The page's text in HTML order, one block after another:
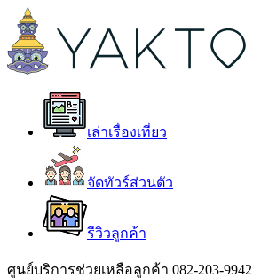
เล่าเรื่องเที่ยว
จัดทัวร์ส่วนตัว
รีวิวลูกค้า
ศูนย์บริการช่วยเหลือลูกค้า 082-203-9942